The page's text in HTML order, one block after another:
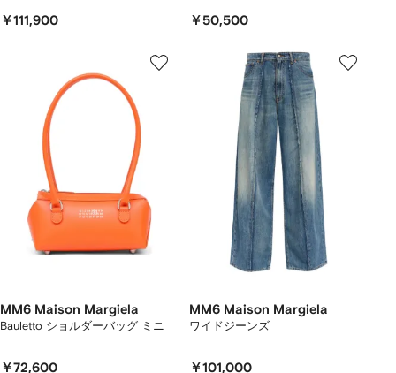
￥111,900 ￥50,500
MM6 Maison Margiela
Bauletto ショルダーバッグ ミニ
￥72,600
MM6 Maison Margiela
ワイドジーンズ
￥101,000